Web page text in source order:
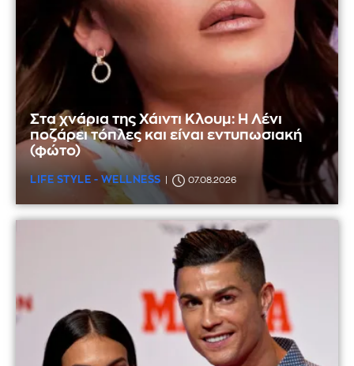
Στα χνάρια της Χάιντι Κλουμ: Η Λένι
ποζάρει τόπλες και είναι εντυπωσιακή
(φώτο)
LIFE STYLE - WELLNESS 07.08.2026